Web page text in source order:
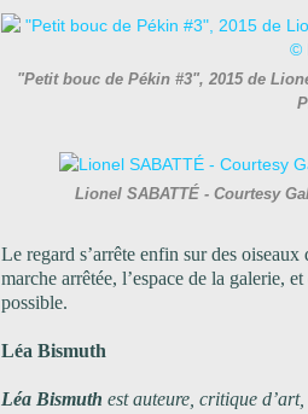
"Petit bouc de Pékin #3", 2015 de
Lionel SABATTÉ - Courtesy
Le regard s’arrête enfin sur des
marche arrêtée, l’espace de la galerie,
possible.
Léa Bismuth
Léa Bismuth est auteure, critique